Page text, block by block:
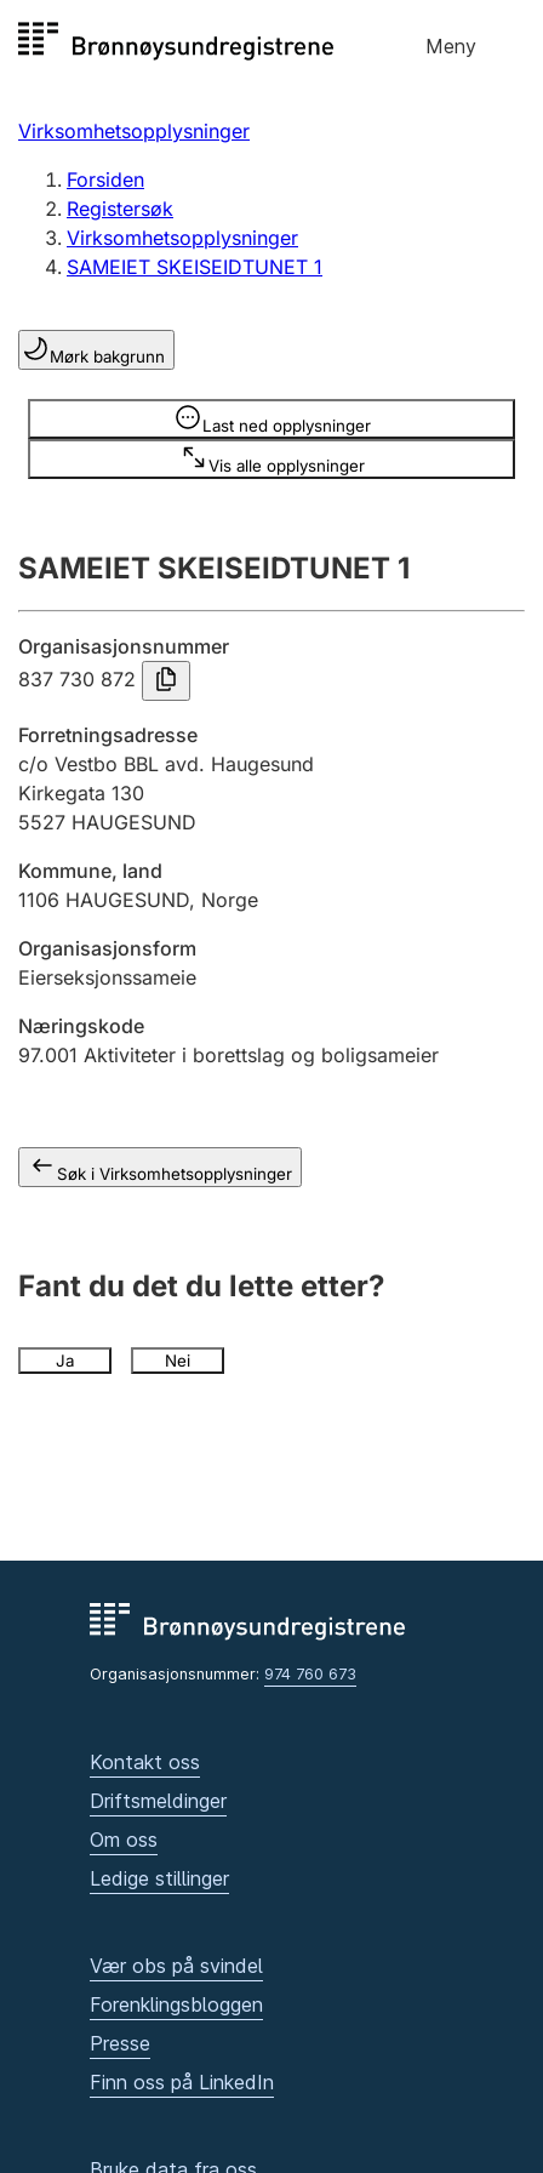
til
Meny
Registersøk
Aksjeselskap
Enkeltpersonforetak
Registrere, endre, slette
Lag og forening
Registrere, endre, slette
Årsregnskap
Innsending og forsinkelsesgebyr
Tinglysing
Jeger
Betaling og jegeravgiftskort
Ektepaktveileder
Virksomhetsopplysninger
Forsiden
Registersøk
Virksomhetsopplysninger
SAMEIET SKEISEIDTUNET 1
Mørk bakgrunn
Last ned opplysninger
Vis alle opplysninger
Opplysninger er skjult
SAMEIET SKEISEIDTUNET 1
Organisasjonsnummer
837 730 872
Forretningsadresse
c/o Vestbo BBL avd. Haugesund
Kirkegata 130
5527 HAUGESUND
Kommune, land
1106 HAUGESUND, Norge
Organisasjonsform
Eierseksjonssameie
Næringskode
97.001 Aktiviteter i borettslag og boligsameier
Søk i Virksomhetsopplysninger
Fant du det du lette etter?
Ja Nei
Organisasjonsnummer: 974 760 673
Kontakt oss
Driftsmeldinger
Om oss
Ledige stillinger
Vær obs på svindel
Forenklingsbloggen
Presse
Finn oss på LinkedIn